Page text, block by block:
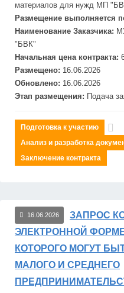
материалов для нужд МП "
Размещение выполняется
Наименование Заказчика:
" БВК"
Начальная цена контракта:
Размещено: 16.06.2026
Обновлено: 16.06.2026
Этап размещения: Подача
Подготовка к участию
Анализ и разработка
Заключение контракта
16.06.2026
ЗАПРОС
ЭЛЕКТРОННОЙ
КОТОРОГО МОГУТ
МАЛОГО И СРЕДНЕГО